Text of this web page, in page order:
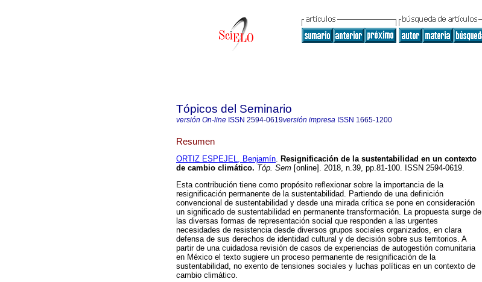
Tópicos del Seminario
versión On-line ISSN 2594-0619versión impresa ISSN 1665-1200
Resumen
ORTIZ ESPEJEL, Benjamín. Resignificación de la sustentabilidad en un contexto
de cambio climático. Tóp. Sem [online]. 2018, n.39, pp.81-100. ISSN 2594-0619.
Esta contribución tiene como propósito reflexionar sobre la importancia de la
resignificación permanente de la sustentabilidad. Partiendo de una definición
convencional de sustentabilidad y desde una mirada crítica se pone en consideración
un significado de sustentabilidad en permanente transformación. La propuesta surge de
las diversas formas de representación social que responden a las urgentes
necesidades de resistencia desde diversos grupos sociales organizados, en clara
defensa de sus derechos de identidad cultural y de decisión sobre sus territorios. A
partir de una cuidadosa revisión de casos de experiencias de autogestión comunitaria
en México el texto sugiere un proceso permanente de resignificación de la
sustentabilidad, no exento de tensiones sociales y luchas políticas en un contexto de
cambio climático.